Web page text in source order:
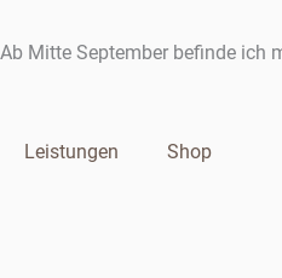
Inhalt
Ab Mitte September befinde ich
Leistungen Shop